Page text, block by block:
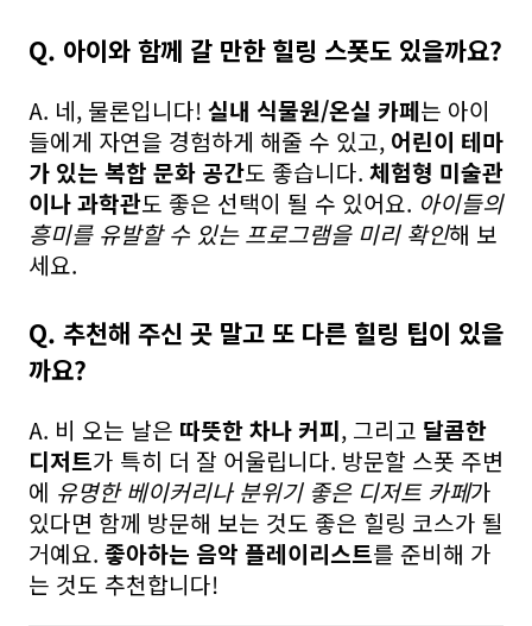
Q. 아이와 함께 갈 만한 힐링 스폿도 있을까요?
A. 네, 물론입니다! 실내 식물원/온실 카페는 아이
들에게 자연을 경험하게 해줄 수 있고, 어린이 테마
가 있는 복합 문화 공간도 좋습니다. 체험형 미술관
이나 과학관도 좋은 선택이 될 수 있어요. 아이들의
흥미를 유발할 수 있는 프로그램을 미리 확인해 보
세요.
Q. 추천해 주신 곳 말고 또 다른 힐링 팁이 있을
까요?
A. 비 오는 날은 따뜻한 차나 커피, 그리고 달콤한
디저트가 특히 더 잘 어울립니다. 방문할 스폿 주변
에 유명한 베이커리나 분위기 좋은 디저트 카페가
있다면 함께 방문해 보는 것도 좋은 힐링 코스가 될
거예요. 좋아하는 음악 플레이리스트를 준비해 가
는 것도 추천합니다!